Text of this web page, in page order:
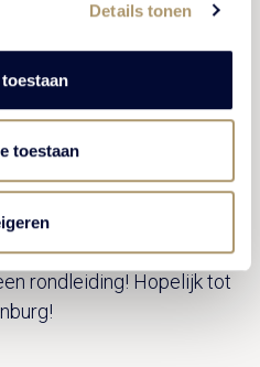
Details tonen
toestaan
de natuur bij Kasteel De
op met onze
voor een offerte op
over de mogelijkheden.
rondleiding! Hopelijk tot